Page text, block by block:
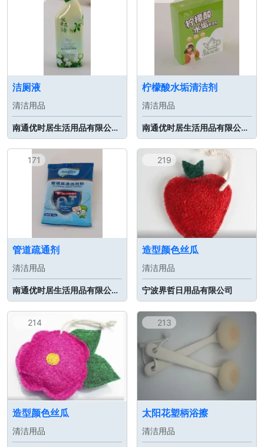
洁厕液
清洁用品
南通优时居生活用品有限公司 | 南通清易雅生物科技有限公司
柠檬酸水垢清洁剂
清洁用品
南通优时居生活用品有限公司 | 南通清易雅生物科技有限公司
171
管道疏通剂
清洁用品
南通优时居生活用品有限公司 | 南通清易雅生物科技有限公司
219
造型颜色丝瓜
清洁用品
宁波界哲日用品有限公司
214
造型颜色丝瓜
清洁用品
213
太阳花塑柄浴擦
清洁用品